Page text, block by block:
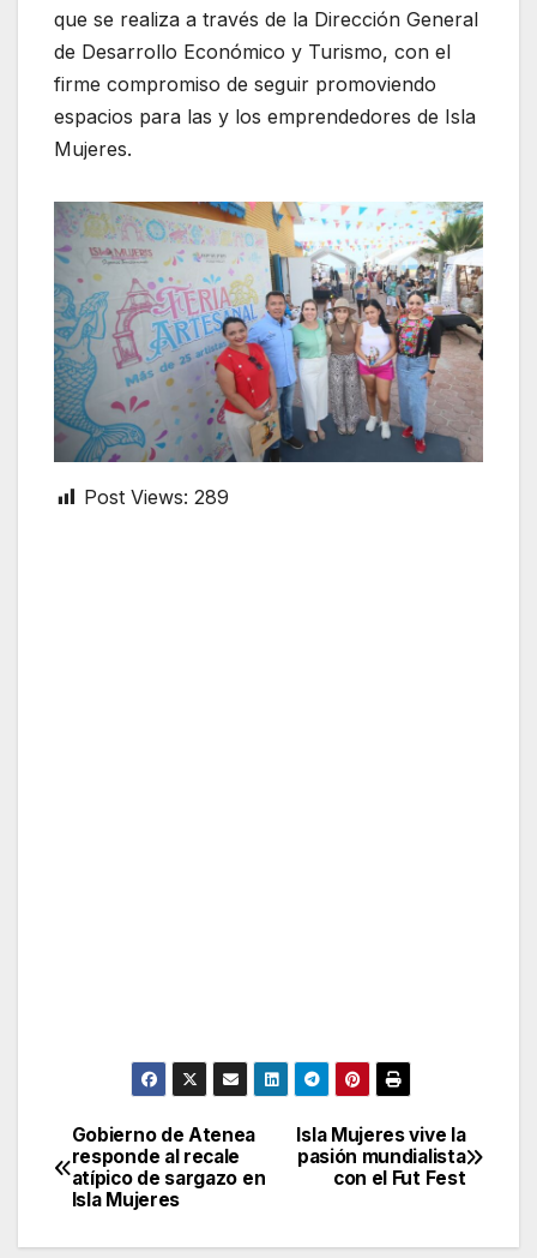
que se realiza a través de la Dirección General
de Desarrollo Económico y Turismo, con el
firme compromiso de seguir promoviendo
espacios para las y los emprendedores de Isla
Mujeres.
Post Views: 289
Post
navigation
Isla Mujeres vive la
pasión mundialista
con el Fut Fest
Gobierno de Atenea
responde al recale
atípico de sargazo en
Isla Mujeres